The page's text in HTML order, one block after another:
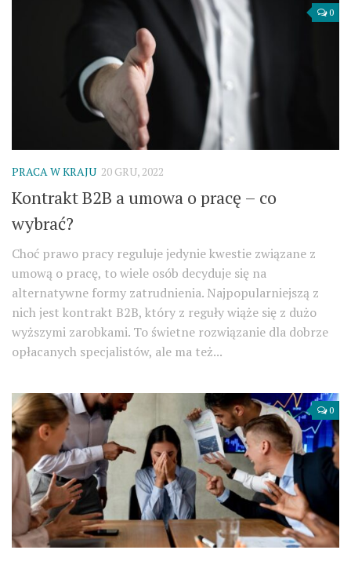
0
PRACA W KRAJU 20 GRU, 2022
Kontrakt B2B a umowa o pracę – co
wybrać?
Choć prawo pracy reguluje jedynie kwestie związane z
umową o pracę, to wiele osób decyduje się na
alternatywne formy zatrudnienia. Najpopularniejszą z
nich jest kontrakt B2B, który z reguły wiąże się z dużo
wyższymi zarobkami. To świetne rozwiązanie dla dobrze
opłacanych specjalistów, ale ma też...
0